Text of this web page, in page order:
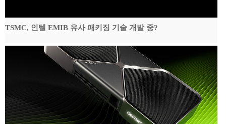
TSMC, 인텔 EMIB 유사 패키징 기술 개발 중?